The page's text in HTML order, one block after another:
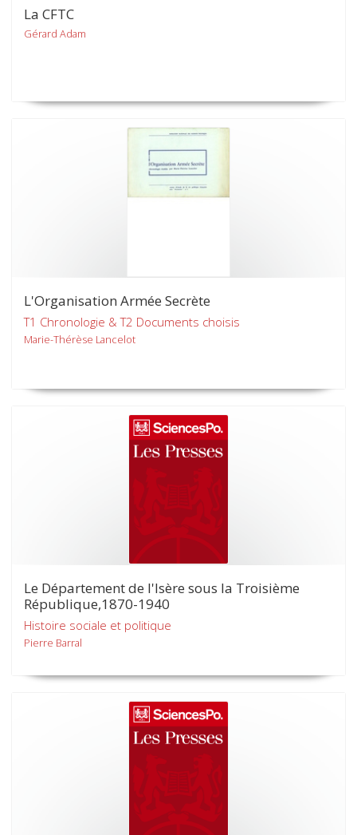
La CFTC
Gérard Adam
L'Organisation Armée Secrète
T1 Chronologie & T2 Documents choisis
Marie-Thérèse Lancelot
Le Département de l'Isère sous la Troisième
République,1870-1940
Histoire sociale et politique
Pierre Barral